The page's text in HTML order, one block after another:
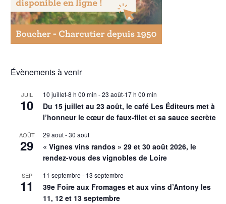
Évènements à venir
JUIL
10
10 juillet-8 h 00 min -23 août-17 h 00 min
Du 15 juillet au 23 août, le café Les Éditeurs met à
l’honneur le cœur de faux-filet et sa sauce secrète
AOÛT
29
29 août-30 août
« Vignes vins randos » 29 et 30 août 2026, le
rendez-vous des vignobles de Loire
SEP
11
11 septembre - 13 septembre
39e Foire aux Fromages et aux vins d’Antony les
11, 12 et 13 septembre